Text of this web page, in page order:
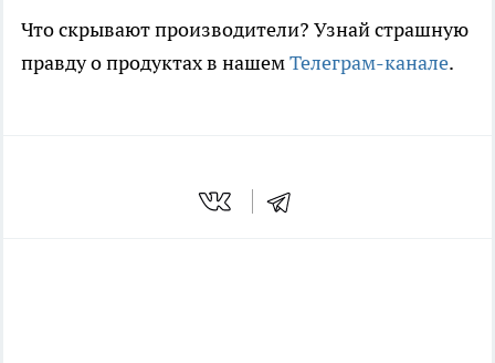
Что скрывают производители? Узнай страшную
правду о продуктах в нашемТелеграм-канале.